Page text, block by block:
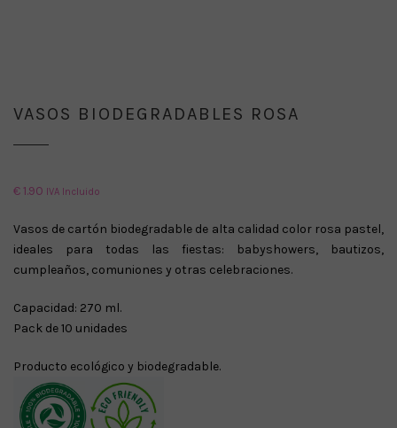
VASOS BIODEGRADABLES ROSA
€1.90 IVA Incluido
Vasos de cartón biodegradable de alta calidad color rosa pastel,
ideales para todas las fiestas: babyshowers, bautizos,
cumpleaños, comuniones y otras celebraciones.
Capacidad: 270 ml.
Pack de 10 unidades
Producto ecológico y biodegradable.